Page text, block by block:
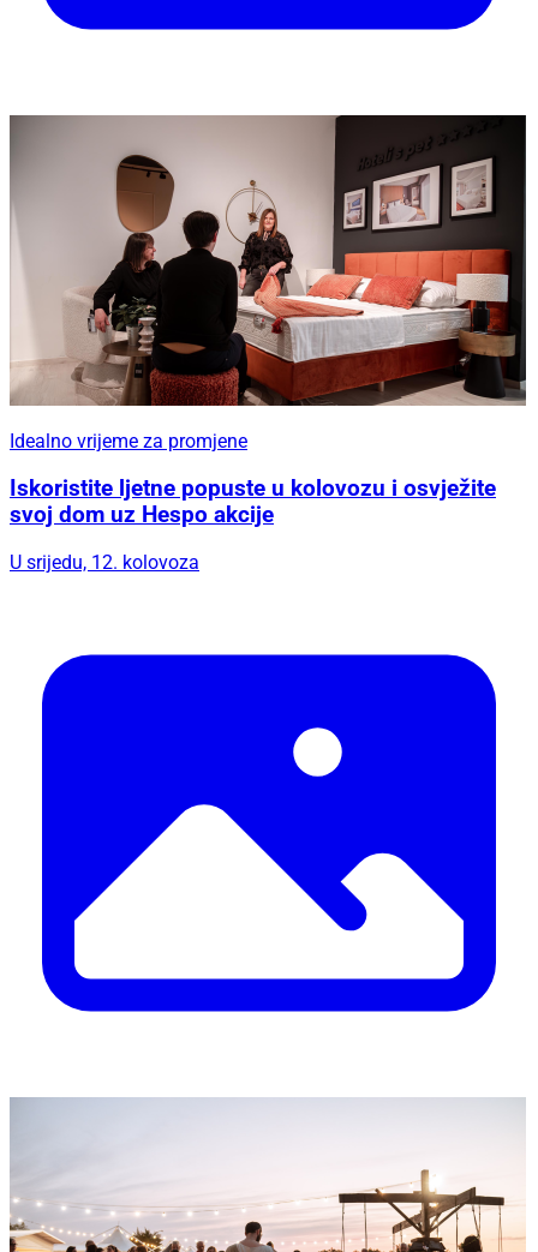
Idealno vrijeme za promjene
Iskoristite ljetne popuste u kolovozu i osvježite
svoj dom uz Hespo akcije
U srijedu, 12. kolovoza